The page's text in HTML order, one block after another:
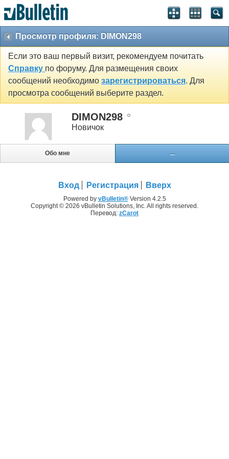
Просмотр профиля: DIMON298
Если это ваш первый визит, рекомендуем почитать
Справку по форуму. Для размещения своих
сообщений необходимо зарегистрироваться. Для
просмотра сообщений выберите раздел.
DIMON298
Новичок
Обо мне ...
Вход Регистрация Вверх
Powered by vBulletin®Version 4.2.5
Copyright © 2026 vBulletin Solutions, Inc. All rights reserved.
Перевод: zCarot